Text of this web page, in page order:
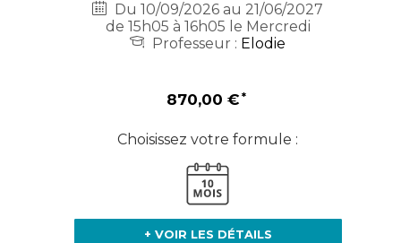
Du 10/09/2026 au 21/06/2027
de 15h05 à 16h05 le Mercredi
Professeur : Elodie
870,00 €
Choisissez votre formule :
+ VOIR LES DÉTAILS